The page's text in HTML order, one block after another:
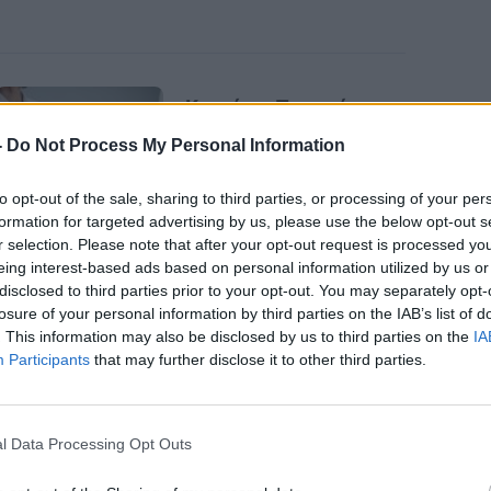
Do Not Process My Personal Information
opt-out of the sale, sharing to third parties, or processing of your
for targeted advertising by us, please use the below opt-out
selection. Please note that after your opt-out request is processed
interest-based ads based on personal information utilized by us
to third parties prior to your opt-out. You may separately
of your personal information by third parties on the IAB’s list of
This information may also be disclosed by us to third parties on the
Participants that may further disclose it to other third parties.
Data Processing Opt Outs
Καρκίνος Προστάτη:
Νέα Ελάχιστα
Θεραπεία με NanoKnife
, αλλά οι επανειλημμένες
— μια κατάσταση